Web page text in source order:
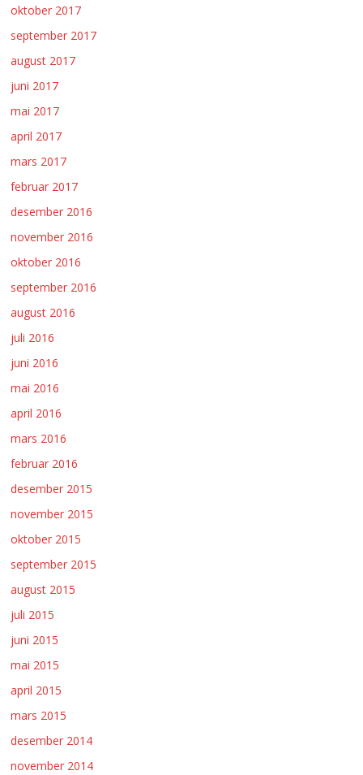
oktober 2017
september 2017
august 2017
juni 2017
mai 2017
april 2017
mars 2017
februar 2017
desember 2016
november 2016
oktober 2016
september 2016
august 2016
juli 2016
juni 2016
mai 2016
april 2016
mars 2016
februar 2016
desember 2015
november 2015
oktober 2015
september 2015
august 2015
juli 2015
juni 2015
mai 2015
april 2015
mars 2015
desember 2014
november 2014